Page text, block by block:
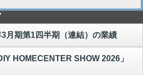
期第1四半期（連結）の業績
HOMECENTER SHOW 2026」